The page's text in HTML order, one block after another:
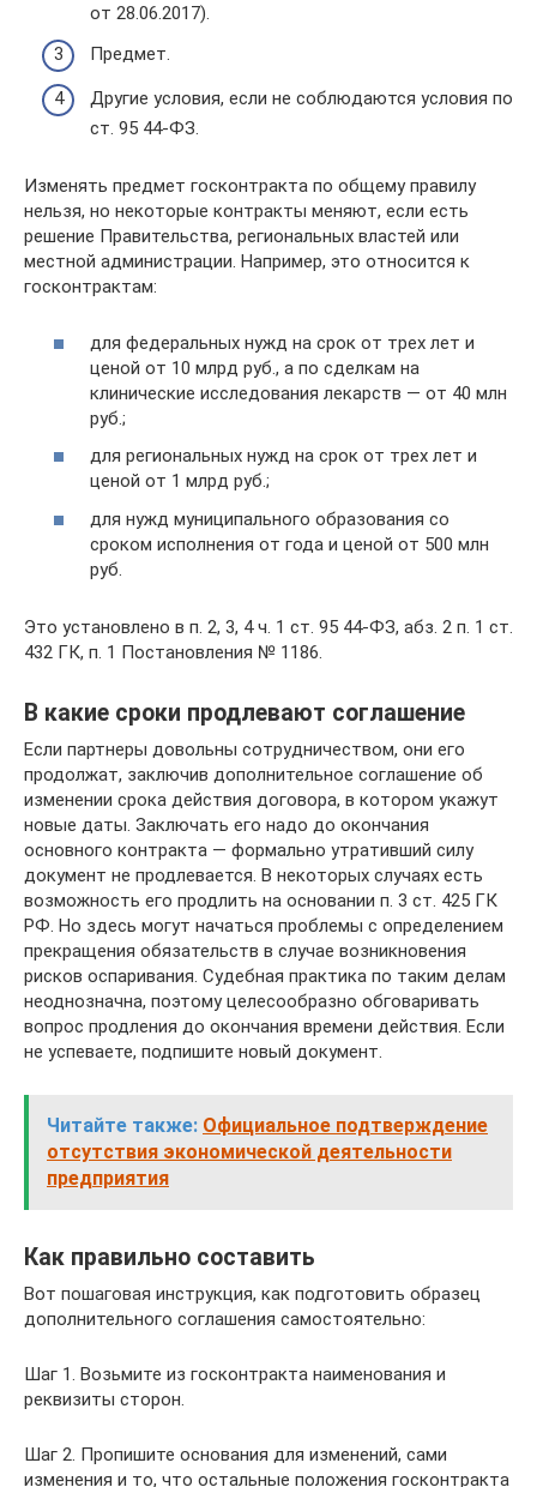
от 28.06.2017).
Предмет.
Другие условия, если не соблюдаются условия по
ст. 95 44-ФЗ.
Изменять предмет госконтракта по общему правилу
нельзя, но некоторые контракты меняют, если есть
решение Правительства, региональных властей или
местной администрации. Например, это относится к
госконтрактам:
для федеральных нужд на срок от трех лет и
ценой от 10 млрд руб., а по сделкам на
клинические исследования лекарств — от 40 млн
руб.;
для региональных нужд на срок от трех лет и
ценой от 1 млрд руб.;
для нужд муниципального образования со
сроком исполнения от года и ценой от 500 млн
руб.
Это установлено в п. 2, 3, 4 ч. 1 ст. 95 44-ФЗ, абз. 2 п. 1 ст.
432 ГК, п. 1 Постановления № 1186.
В какие сроки продлевают соглашение
Если партнеры довольны сотрудничеством, они его
продолжат, заключив дополнительное соглашение об
изменении срока действия договора, в котором укажут
новые даты. Заключать его надо до окончания
основного контракта — формально утративший силу
документ не продлевается. В некоторых случаях есть
возможность его продлить на основании п. 3 ст. 425 ГК
РФ. Но здесь могут начаться проблемы с определением
прекращения обязательств в случае возникновения
рисков оспаривания. Судебная практика по таким делам
неоднозначна, поэтому целесообразно обговаривать
вопрос продления до окончания времени действия. Если
не успеваете, подпишите новый документ.
Читайте также: Официальное подтверждение
отсутствия экономической деятельности
предприятия
Как правильно составить
Вот пошаговая инструкция, как подготовить образец
дополнительного соглашения самостоятельно:
Шаг 1. Возьмите из госконтракта наименования и
реквизиты сторон.
Шаг 2. Пропишите основания для изменений, сами
изменения и то, что остальные положения госконтракта